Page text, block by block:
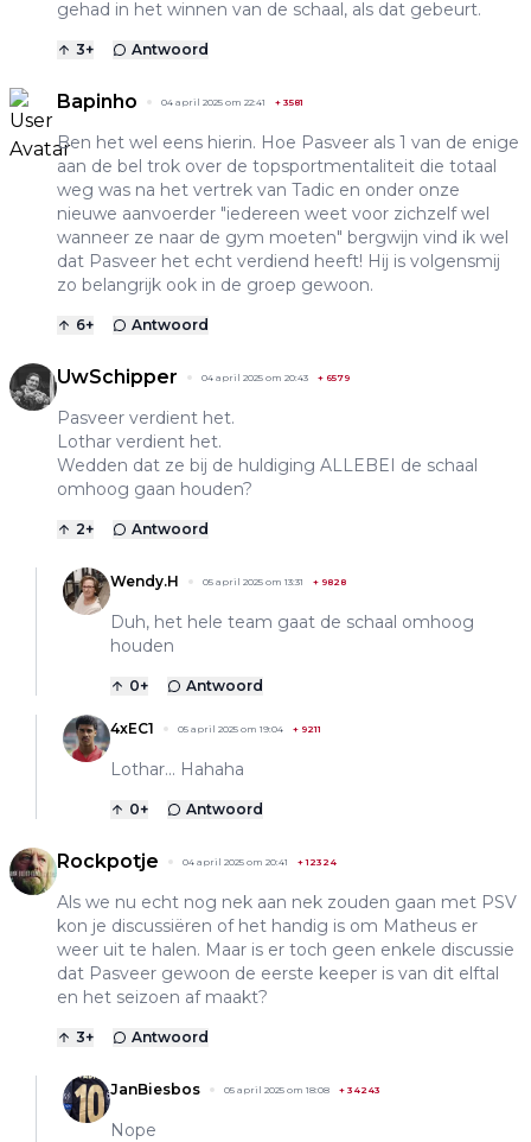
gehad in het winnen van de schaal, als dat gebeurt.
3+ Antwoord
Bapinho 04 april 2025 om 22:41 + 3581
Ben het wel eens hierin. Hoe Pasveer als 1 van de enige
aan de bel trok over de topsportmentaliteit die totaal
weg was na het vertrek van Tadic en onder onze
nieuwe aanvoerder "iedereen weet voor zichzelf wel
wanneer ze naar de gym moeten" bergwijn vind ik wel
dat Pasveer het echt verdiend heeft! Hij is volgensmij
zo belangrijk ook in de groep gewoon.
6+ Antwoord
UwSchipper 04 april 2025 om 20:43 + 6579
Pasveer verdient het.
Lothar verdient het.
Wedden dat ze bij de huldiging ALLEBEI de schaal
omhoog gaan houden?
2+ Antwoord
Wendy.H 05 april 2025 om 13:31 + 9828
Duh, het hele team gaat de schaal omhoog
houden
0+ Antwoord
4xEC1 05 april 2025 om 19:04 + 9211
Lothar... Hahaha
0+ Antwoord
Rockpotje 04 april 2025 om 20:41 +12324
Als we nu echt nog nek aan nek zouden gaan met PSV
kon je discussiëren of het handig is om Matheus er
weer uit te halen. Maar is er toch geen enkele discussie
dat Pasveer gewoon de eerste keeper is van dit elftal
en het seizoen af maakt?
3+ Antwoord
JanBiesbos 05 april 2025 om 18:08 + 34243
Nope